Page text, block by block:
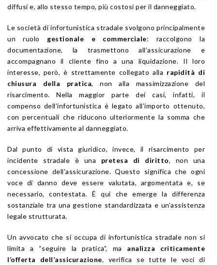
diffusi e, allo stesso tempo, più costosi per il danneggiato.
Le società di infortunistica stradale svolgono principalmente
un ruolo gestionale e commerciale: raccolgono la
documentazione, la trasmettono all’assicurazione e
accompagnano il cliente fino a una liquidazione. Il loro
interesse, però, è strettamente collegato alla rapidità di
chiusura della pratica, non alla massimizzazione del
risarcimento. Nella maggior parte dei casi, infatti, il
compenso dell’infortunistica è legato all’importo ottenuto,
con percentuali che riducono ulteriormente la somma che
arriva effettivamente al danneggiato.
Dal punto di vista giuridico, invece, il risarcimento per
incidente stradale è una pretesa di diritto, non una
concessione dell’assicurazione. Questo significa che ogni
voce di danno deve essere valutata, argomentata e, se
necessario, contestata. È qui che emerge la differenza
sostanziale tra una gestione standardizzata e un’assistenza
legale strutturata.
Un avvocato che si occupa di infortunistica stradale non si
limita a “seguire la pratica”, ma analizza criticamente
l’offerta dell’assicurazione, verifica se tutte le voci di